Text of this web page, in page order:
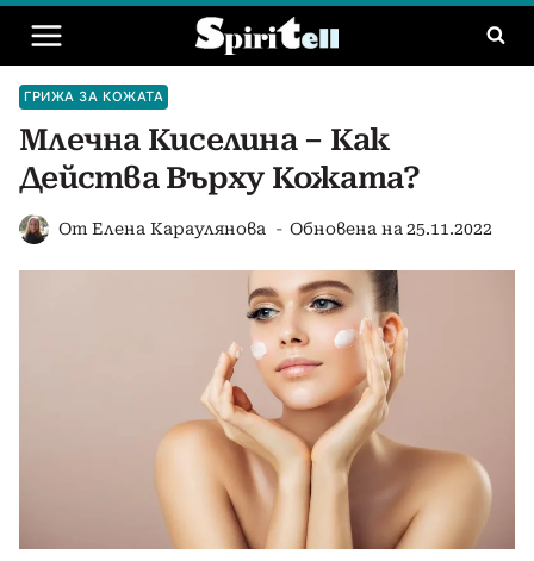
Към
съдържанието
ГРИЖА ЗА КОЖАТА
Млечна Киселина – Как
Действа Върху Кожата?
От Елена Караулянова Обновена на 25.11.2022